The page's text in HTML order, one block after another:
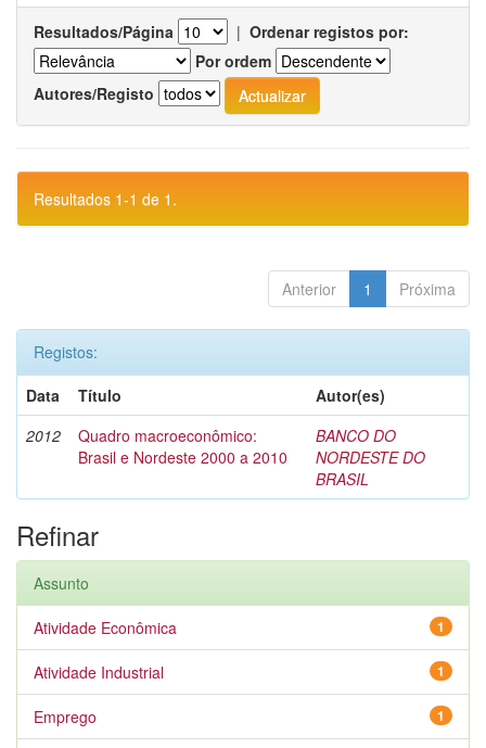
Resultados/Página | Ordenar registos por:
Por ordem
Autores/Registo
Resultados 1-1 de 1.
Anterior 1 Próxima
Registos:
Data
Título
Autor(es)
2012
Quadro macroeconômico:
Brasil e Nordeste 2000 a 2010
BANCO DO
NORDESTE DO
BRASIL
Refinar
Assunto
1
Atividade Econômica
1
Atividade Industrial
1
Emprego